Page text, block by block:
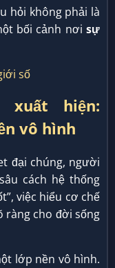
hỏi không phải là
bối cảnh nơi sự
hiện:
vô hình
đại chúng, người
cách hệ thống
việc hiểu cơ chế
ràng cho đời sống
lớp nền vô hình.